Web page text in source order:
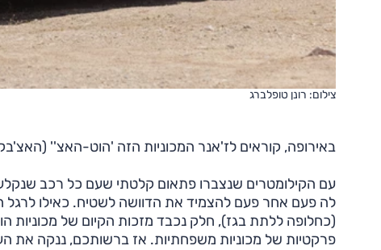
צילום: רונן טופלברג
באירופה, קוראים לז'אנר המכוניות הזה 'הוט-האצ''
עם הקילומטרים שנצברו פתאום קלטתי שעם כל רכב שנקלע
לה פעם אחר פעם להצמיד את הדוושה לשטיח. כאילו
(כחלופה ללתת בגז), חלק נכבד מזכות הקיום של מכוניות
פרקטיות של מכוניות משפחתיות. אז ברשותכם, ננקה את